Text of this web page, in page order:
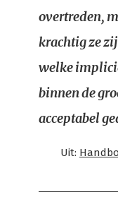
overtreden,
krachtig ze
welke
binnen de
acceptabel
Uit: